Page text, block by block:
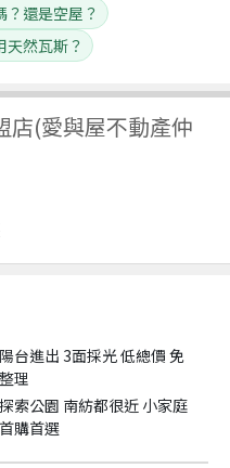
店(愛與屋不動產仲
？還是空屋？
天然瓦斯？
陽台進出 3面採光 低總價 免
整理
探索公園 南紡都很近 小家庭
首購首選